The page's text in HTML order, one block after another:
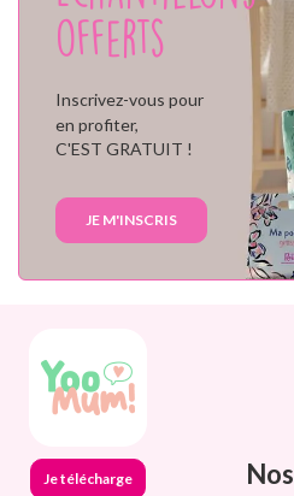
offerts
Inscrivez-vous pour
en profiter,
C'EST GRATUIT !
JE M'INSCRIS
Je télécharge
Nos